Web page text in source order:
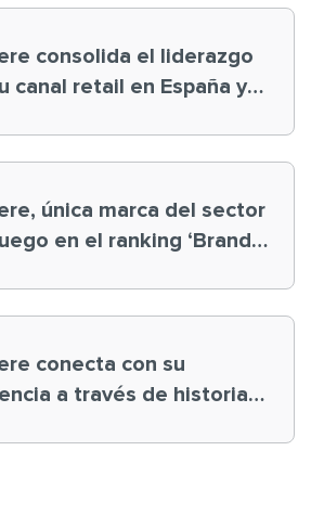
consolida el liderazgo
canal retail en España y
única marca del sector
en el ranking ‘Brand
conecta con su
a través de historias